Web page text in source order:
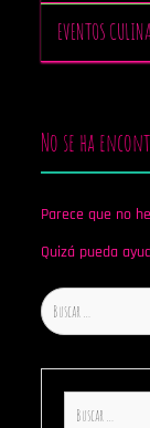
EVENTOS
No se ha
Parece que no
Quizá pueda
Buscar: